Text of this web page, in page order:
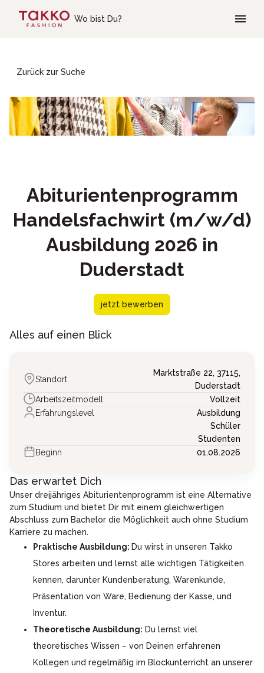
Wo bist Du?
Zurück zur Suche
Abiturientenprogramm
Handelsfachwirt (m/w/d)
Ausbildung 2026 in
Duderstadt
jetzt bewerben
Alles auf einen Blick
Standort
Marktstraße 22, 37115,
Duderstadt
Arbeitszeitmodell
Vollzeit
Erfahrungslevel
Ausbildung
Schüler
Studenten
Beginn
01.08.2026
Das erwartet Dich
Unser dreijähriges Abiturientenprogramm ist eine Alternative
zum Studium und bietet Dir mit einem gleichwertigen
Abschluss zum Bachelor die Möglichkeit auch ohne Studium
Karriere zu machen.
Praktische Ausbildung: Du wirst in unseren Takko
Stores arbeiten und lernst alle wichtigen Tätigkeiten
kennen, darunter Kundenberatung, Warenkunde,
Präsentation von Ware, Bedienung der Kasse, und
Inventur.
Theoretische Ausbildung: Du lernst viel
theoretisches Wissen – von Deinen erfahrenen
Kollegen und regelmäßig im Blockunterricht an unserer